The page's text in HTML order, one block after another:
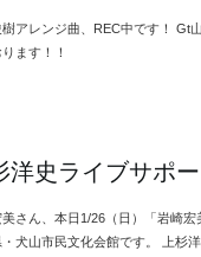
樹アレンジ曲、REC中です！ Gt
ます！！
洋史ライブサポ
さん、本日1/26（日）「岩崎宏
犬山市民文化会館です。 上杉